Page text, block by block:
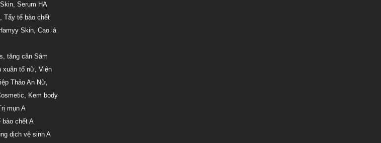
, Serum HA
, Tẩy tế bào chết
Skin, Cao lá
, tăng cân Sâm
xuân tố nữ, Viên
Thảo An Nữ,
, Kem body
mụn A
bào chết A
dịch vệ sinh A